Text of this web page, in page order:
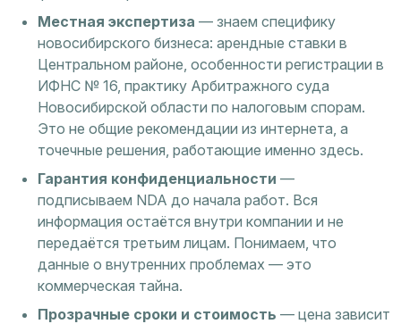
Местная экспертиза — знаем специфику
новосибирского бизнеса: арендные ставки в
Центральном районе, особенности регистрации в
ИФНС № 16, практику Арбитражного суда
Новосибирской области по налоговым спорам.
Это не общие рекомендации из интернета, а
точечные решения, работающие именно здесь.
Гарантия конфиденциальности —
подписываем NDA до начала работ. Вся
информация остаётся внутри компании и не
передаётся третьим лицам. Понимаем, что
данные о внутренних проблемах — это
коммерческая тайна.
Прозрачные сроки и стоимость — цена зависит